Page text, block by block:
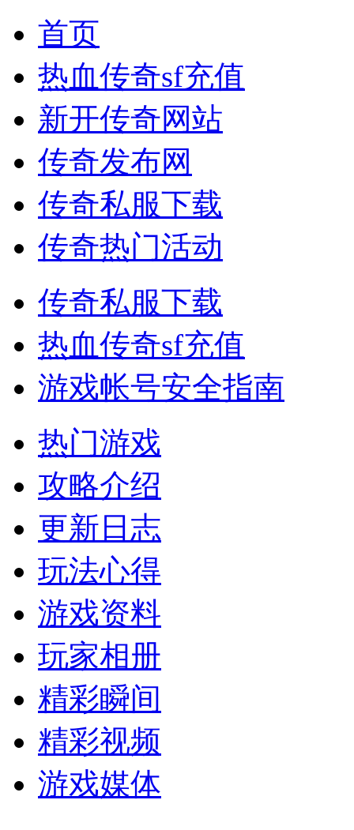
首页
热血传奇sf充值
新开传奇网站
传奇发布网
传奇私服下载
传奇热门活动
传奇私服下载
热血传奇sf充值
游戏帐号安全指南
热门游戏
攻略介绍
更新日志
玩法心得
游戏资料
玩家相册
精彩瞬间
精彩视频
游戏媒体